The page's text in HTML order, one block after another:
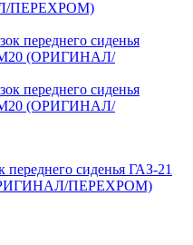
переднего сиденья ГАЗ-21
ПЕРЕХРОМ)